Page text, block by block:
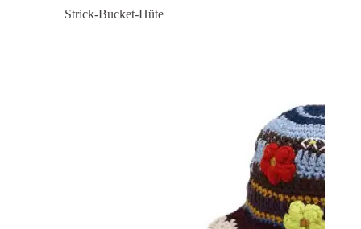
Strick-Bucket-Hüte